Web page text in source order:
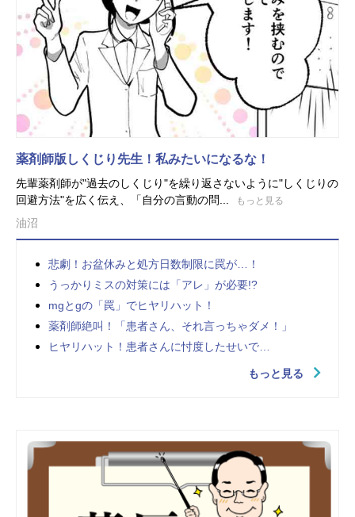
薬剤師版しくじり先生！私みたいになるな！
先輩薬剤師が"過去のしくじり"を繰り返さないように"しくじりの
回避方法"を広く伝え、「自分の言動の問...
もっと見る
油沼
悲劇！お盆休みと処方日数制限に罠が…！
うっかりミスの対策には「アレ」が必要!?
mgとgの「罠」でヒヤリハット！
薬剤師絶叫！「患者さん、それ言っちゃダメ！」
ヒヤリハット！患者さんに忖度したせいで…
もっと見る